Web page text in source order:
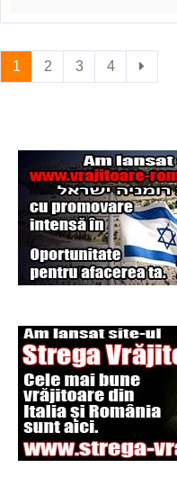
1 2 3 4